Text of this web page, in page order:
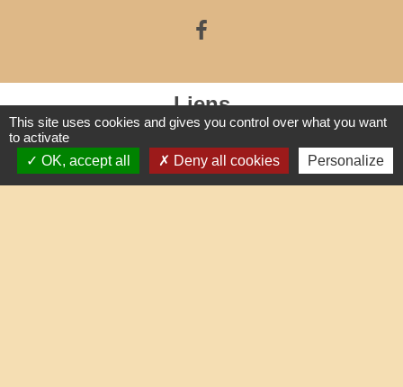
Liens
Oise mobilité
Service Public
This site uses cookies and gives you control over what you want
to activate
OK, accept all
Deny all cookies Personalize